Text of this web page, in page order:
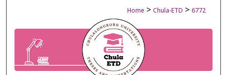
Home > Chula-ETD > 6772